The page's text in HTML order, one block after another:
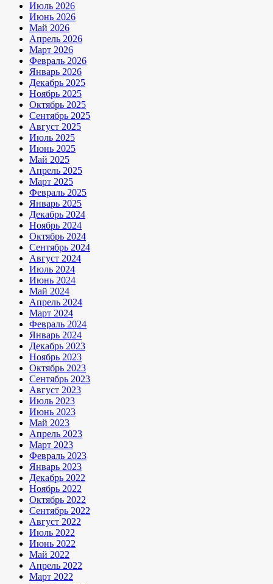
Июль 2026
Июнь 2026
Май 2026
Апрель 2026
Март 2026
Февраль 2026
Январь 2026
Декабрь 2025
Ноябрь 2025
Октябрь 2025
Сентябрь 2025
Август 2025
Июль 2025
Июнь 2025
Май 2025
Апрель 2025
Март 2025
Февраль 2025
Январь 2025
Декабрь 2024
Ноябрь 2024
Октябрь 2024
Сентябрь 2024
Август 2024
Июль 2024
Июнь 2024
Май 2024
Апрель 2024
Март 2024
Февраль 2024
Январь 2024
Декабрь 2023
Ноябрь 2023
Октябрь 2023
Сентябрь 2023
Август 2023
Июль 2023
Июнь 2023
Май 2023
Апрель 2023
Март 2023
Февраль 2023
Январь 2023
Декабрь 2022
Ноябрь 2022
Октябрь 2022
Сентябрь 2022
Август 2022
Июль 2022
Июнь 2022
Май 2022
Апрель 2022
Март 2022